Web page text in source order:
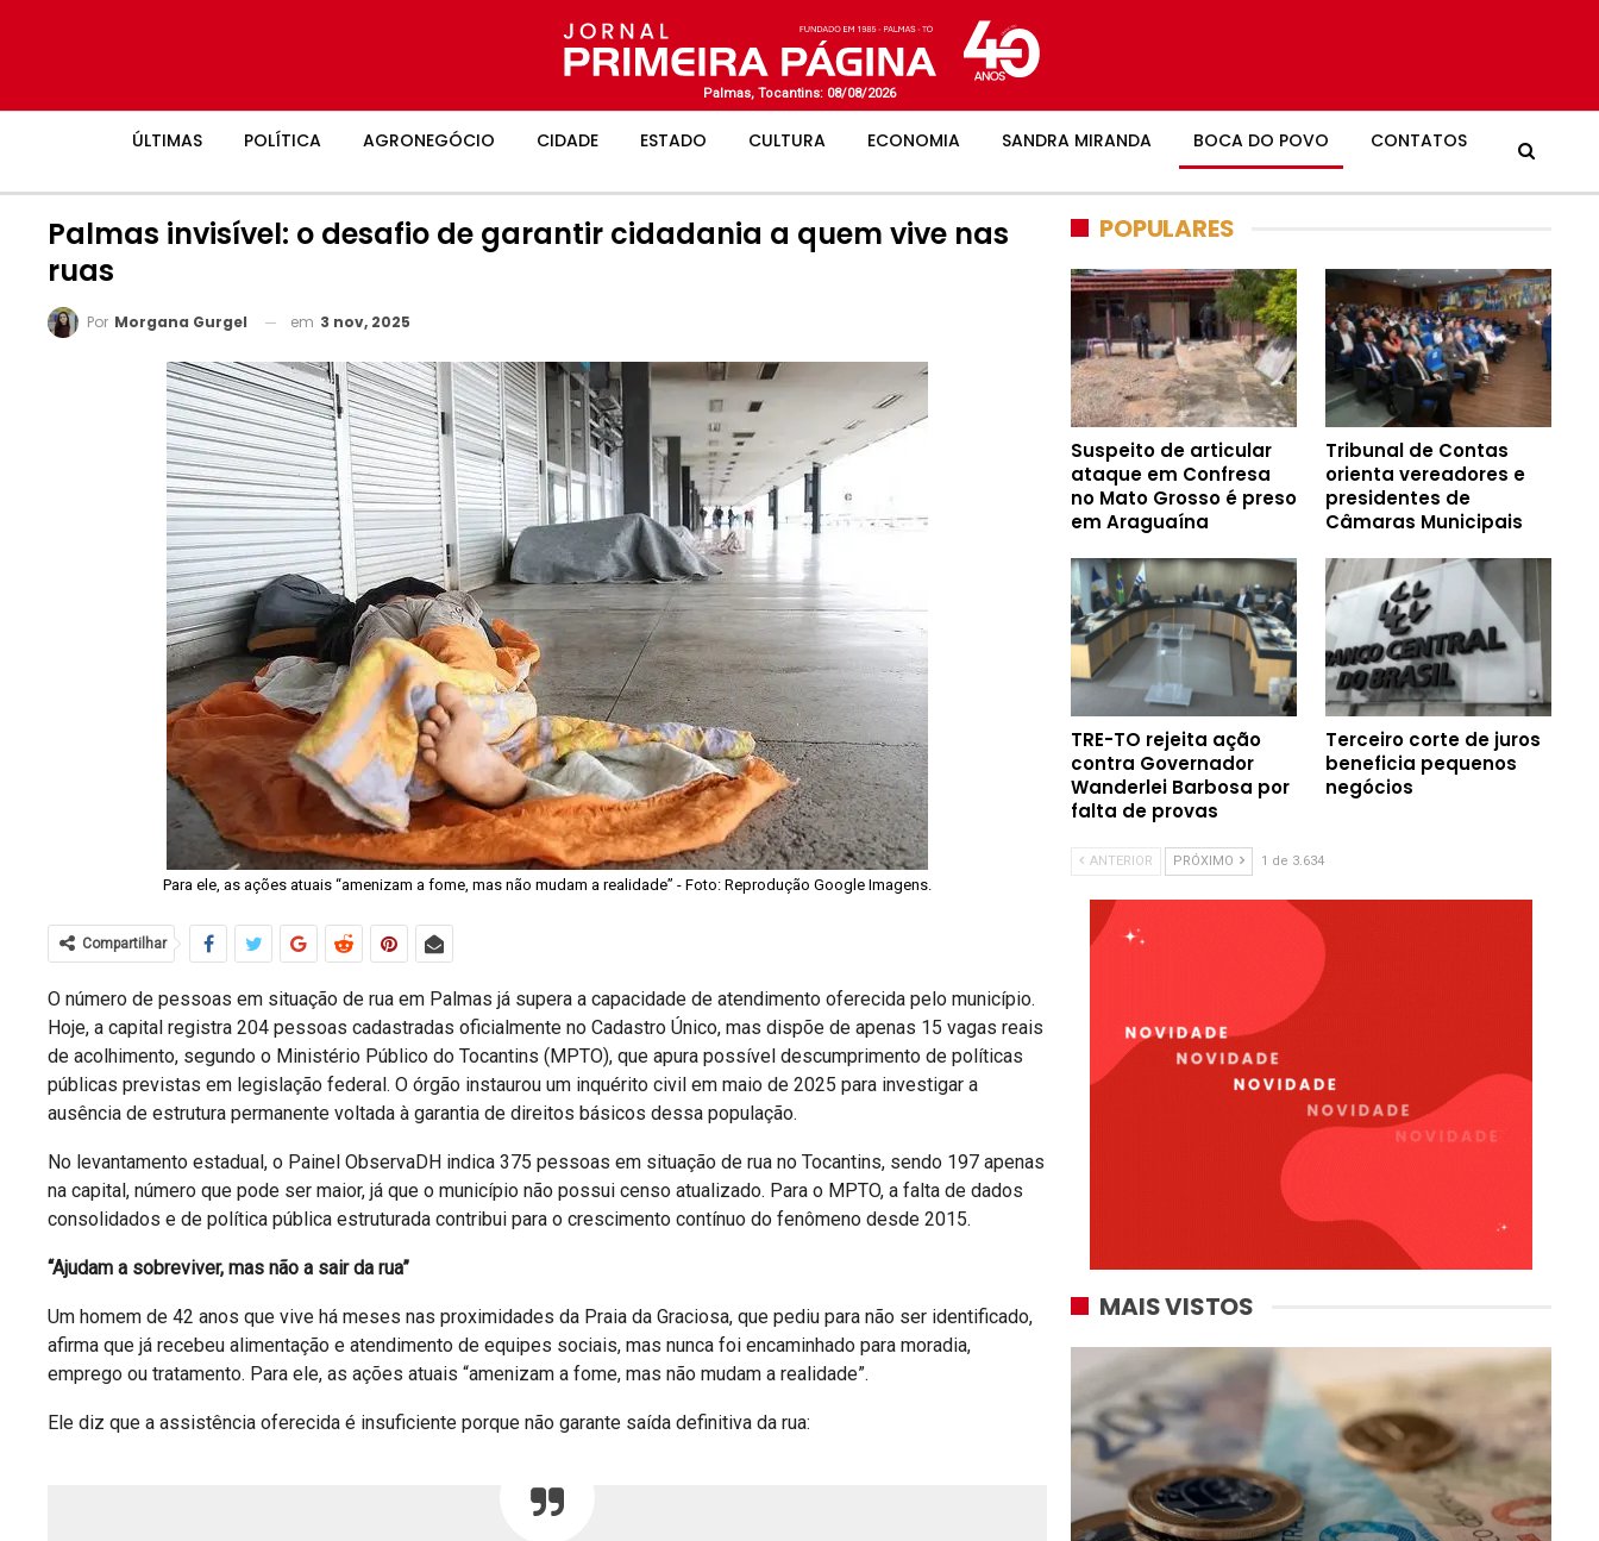
Palmas, Tocantins: 08/08/2026
ÚLTIMAS POLÍTICA AGRONEGÓCIO CIDADE ESTADO CULTURA ECONOMIA SANDRA MIRANDA BOCA DO POVO CONTATOS
Palmas invisível: o desafio de garantir cidadania a quem vive nas
ruas
Por Morgana Gurgel em 3 nov, 2025
Para ele, as ações atuais “amenizam a fome, mas não mudam a realidade” - Foto: Reprodução Google Imagens.
Compartilhar
O número de pessoas em situação de rua em Palmas já supera a capacidade de atendimento oferecida pelo município.
Hoje, a capital registra 204 pessoas cadastradas oficialmente no Cadastro Único, mas dispõe de apenas 15 vagas reais
de acolhimento, segundo o Ministério Público do Tocantins (MPTO), que apura possível descumprimento de políticas
públicas previstas em legislação federal. O órgão instaurou um inquérito civil em maio de 2025 para investigar a
ausência de estrutura permanente voltada à garantia de direitos básicos dessa população.
No levantamento estadual, o Painel ObservaDH indica 375 pessoas em situação de rua no Tocantins, sendo 197 apenas
na capital, número que pode ser maior, já que o município não possui censo atualizado. Para o MPTO, a falta de dados
consolidados e de política pública estruturada contribui para o crescimento contínuo do fenômeno desde 2015.
“Ajudam a sobreviver, mas não a sair da rua”
Um homem de 42 anos que vive há meses nas proximidades da Praia da Graciosa, que pediu para não ser identificado,
afirma que já recebeu alimentação e atendimento de equipes sociais, mas nunca foi encaminhado para moradia,
emprego ou tratamento. Para ele, as ações atuais “amenizam a fome, mas não mudam a realidade”.
Ele diz que a assistência oferecida é insuficiente porque não garante saída definitiva da rua:
POPULARES
Suspeito de articular
ataque em Confresa
no Mato Grosso é preso
em Araguaína
Tribunal de Contas
orienta vereadores e
presidentes de
Câmaras Municipais
TRE-TO rejeita ação
contra Governador
Wanderlei Barbosa por
falta de provas
Terceiro corte de juros
beneficia pequenos
negócios
ANTERIOR PRÓXIMO 1 de 3.634
MAIS VISTOS